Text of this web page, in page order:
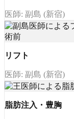
医師: 副島 (新宿)
リフト
医師: 副島 (新宿)
脂肪注入・豊胸